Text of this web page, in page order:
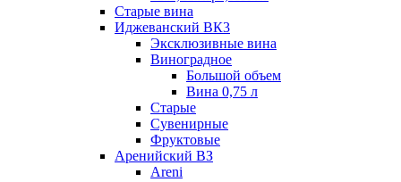
Старые вина
Иджеванский ВК3
Эксклюзивные вина
Виноградное
Большой объем
Вина 0,75 л
Старые
Сувенирные
Фруктовые
Аренийский ВЗ
Areni